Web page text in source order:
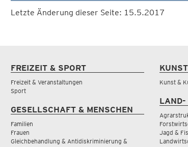
Letzte Änderung dieser Seite: 15.5.2017
FREIZEIT & SPORT
Freizeit & Veranstaltungen
Sport
GESELLSCHAFT & MENSCHEN
Familien
Frauen
Gleichbehandlung & Antidiskriminierung &
Kunst &
LAND-
Jagd &